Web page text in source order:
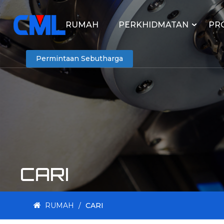
RUMAH PERKHIDMATAN
Permintaan Sebutharga
CARI
RUMAH / CARI